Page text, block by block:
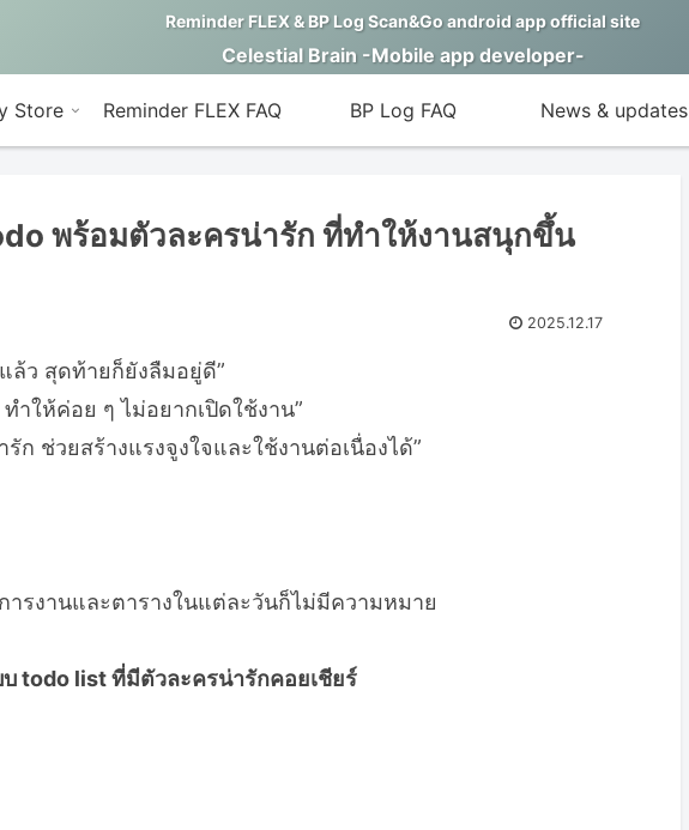
Reminder FLEX & BP Log Scan&Go android app official site
Celestial Brain -Mobile app developer-
Store Reminder FLEX FAQ BP Log FAQ News & updates
พร้อมตัวละครน่ารัก ที่ทำให้งานสนุกขึ้น
2025.12.17
ล้ว สุดท้ายก็ยังลืมอยู่ดี”
ำให้ค่อย ๆ ไม่อยากเปิดใช้งาน”
ก ช่วยสร้างแรงจูงใจและใช้งานต่อเนื่องได้”
ารงานและตารางในแต่ละวันก็ไม่มีความหมาย
todo list ที่มีตัวละครน่ารักคอยเชียร์